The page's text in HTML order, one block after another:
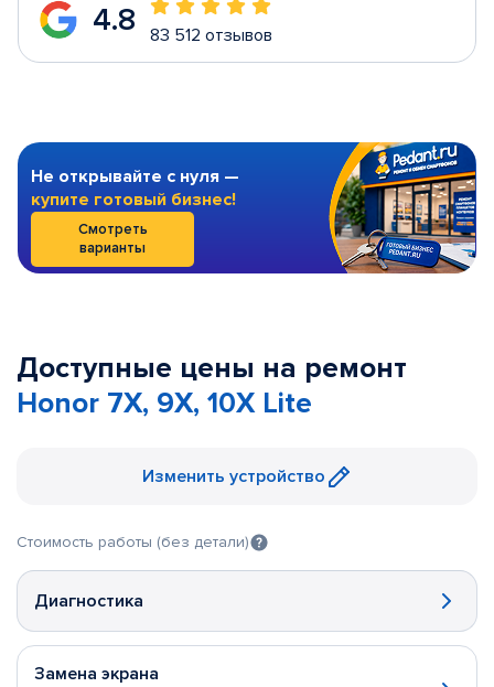
4.8 83 512 отзывов
Не открывайте с нуля —
купите готовый бизнес!
Смотреть
варианты
Доступные цены на ремонт
Honor 7X, 9X, 10X Lite
Изменить устройство
Стоимость работы (без детали)
Диагностика
Замена экрана